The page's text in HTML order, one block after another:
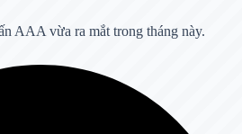
AAA vừa ra mắt trong tháng này.